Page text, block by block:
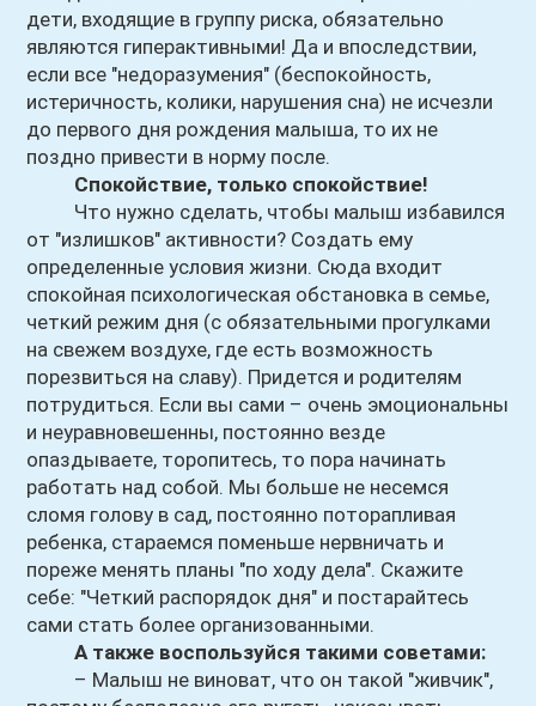
дети, входящие в группу риска, обязательно
являются гиперактивными! Да и впоследствии,
если все "недоразумения" (беспокойность,
истеричность, колики, нарушения сна) не исчезли
до первого дня рождения малыша, то их не
поздно привести в норму после.
Спокойствие, только спокойствие!
Что нужно сделать, чтобы малыш избавился
от "излишков" активности? Создать ему
определенные условия жизни. Сюда входит
спокойная психологическая обстановка в семье,
четкий режим дня (с обязательными прогулками
на свежем воздухе, где есть возможность
порезвиться на славу). Придется и родителям
потрудиться. Если вы сами – очень эмоциональны
и неуравновешенны, постоянно везде
опаздываете, торопитесь, то пора начинать
работать над собой. Мы больше не несемся
сломя голову в сад, постоянно поторапливая
ребенка, стараемся поменьше нервничать и
пореже менять планы "по ходу дела". Скажите
себе: "Четкий распорядок дня" и постарайтесь
сами стать более организованными.
А также воспользуйся такими советами:
– Малыш не виноват, что он такой "живчик",